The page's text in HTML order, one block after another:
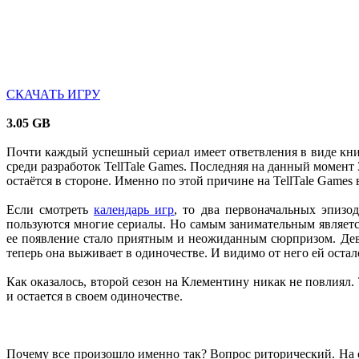
СКАЧАТЬ ИГРУ
3.05 GB
Почти каждый успешный сериал имеет ответвления в виде
среди разработок TellTale Games. Последняя на данный
остаётся в стороне. Именно по этой причине на TellTale
Если смотретькалендарь игр, то два первоначальных
пользуются многие сериалы. Но самым занимательным
ее появление стало приятным и неожиданным сюрпризом.
теперь она выживает в одиночестве. И видимо от него ей
Как оказалось, второй сезон на Клементину никак не
и остается в своем одиночестве.
Почему все произошло именно так? Вопрос риторический. На